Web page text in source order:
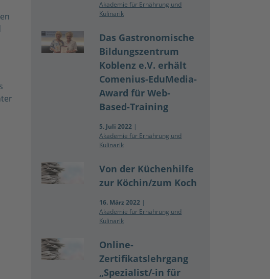
Akademie für Ernährung und
Kulinarik
Das Gastronomische
Bildungszentrum
Koblenz e.V. erhält
Comenius-EduMedia-
Award für Web-
Based-Training
5. Juli 2022 |
Akademie für Ernährung und
Kulinarik
Von der Küchenhilfe
zur Köchin/zum Koch
16. März 2022 |
Akademie für Ernährung und
Kulinarik
Online-
Zertifikatslehrgang
„Spezialist/-in für